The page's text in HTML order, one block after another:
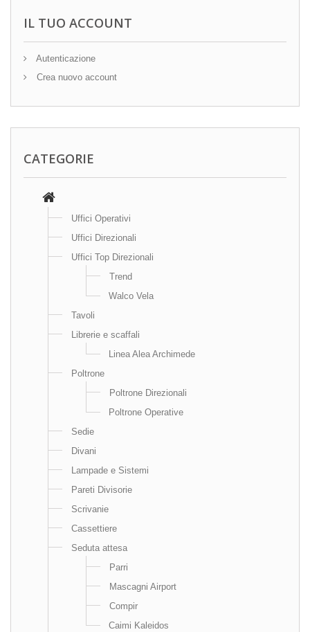
IL TUO ACCOUNT
Autenticazione
Crea nuovo account
CATEGORIE
Uffici Operativi
Uffici Direzionali
Uffici Top Direzionali
Trend
Walco Vela
Tavoli
Librerie e scaffali
Linea Alea Archimede
Poltrone
Poltrone Direzionali
Poltrone Operative
Sedie
Divani
Lampade e Sistemi
Pareti Divisorie
Scrivanie
Cassettiere
Seduta attesa
Parri
Mascagni Airport
Compir
Caimi Kaleidos